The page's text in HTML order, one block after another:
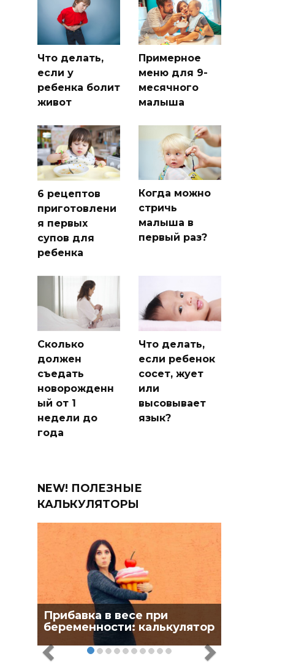
Что делать,
если у
ребенка болит
живот
Примерное
меню для 9-
месячного
малыша
6 рецептов
приготовлени
я первых
супов для
ребенка
Когда можно
стричь
малыша в
первый раз?
Сколько
должен
съедать
новорожденн
ый от 1
недели до
года
Что делать,
если ребенок
сосет, жует
или
высовывает
язык?
NEW! ПОЛЕЗНЫЕ
КАЛЬКУЛЯТОРЫ
Прибавка в весе при
беременности: калькулятор